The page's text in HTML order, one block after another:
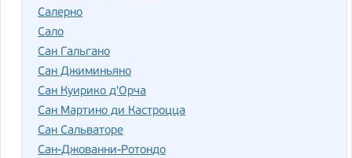
Салерно
Сало
Сан Гальгано
Сан Джиминьяно
Сан Куирико д'Орча
Сан Мартино ди Кастроцца
Сан Сальваторе
Сан-Джованни-Ротондо